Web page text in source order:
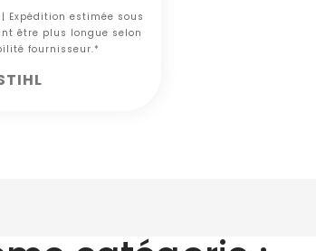
Expédition estimée sous
être plus longue selon
fournisseur.*